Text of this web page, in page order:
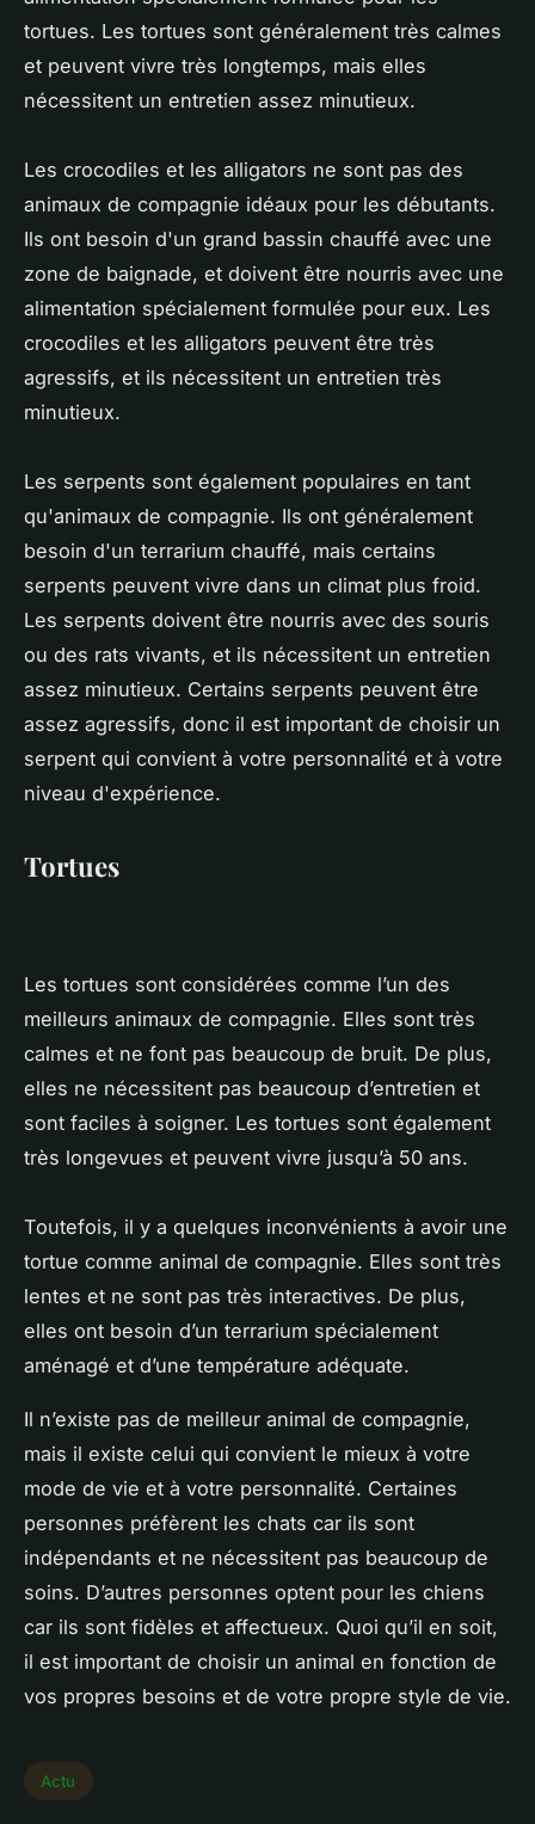
tortues. Les tortues sont généralement très calmes
et peuvent vivre très longtemps, mais elles
nécessitent un entretien assez minutieux.
Les crocodiles et les alligators ne sont pas des
animaux de compagnie idéaux pour les débutants.
Ils ont besoin d'un grand bassin chauffé avec une
zone de baignade, et doivent être nourris avec une
alimentation spécialement formulée pour eux. Les
crocodiles et les alligators peuvent être très
agressifs, et ils nécessitent un entretien très
minutieux.
Les serpents sont également populaires en tant
qu'animaux de compagnie. Ils ont généralement
besoin d'un terrarium chauffé, mais certains
serpents peuvent vivre dans un climat plus froid.
Les serpents doivent être nourris avec des souris
ou des rats vivants, et ils nécessitent un entretien
assez minutieux. Certains serpents peuvent être
assez agressifs, donc il est important de choisir un
serpent qui convient à votre personnalité et à votre
niveau d'expérience.
Tortues
Les tortues sont considérées comme l’un des
meilleurs animaux de compagnie. Elles sont très
calmes et ne font pas beaucoup de bruit. De plus,
elles ne nécessitent pas beaucoup d’entretien et
sont faciles à soigner. Les tortues sont également
très longevues et peuvent vivre jusqu’à 50 ans.
Toutefois, il y a quelques inconvénients à avoir une
tortue comme animal de compagnie. Elles sont très
lentes et ne sont pas très interactives. De plus,
elles ont besoin d’un terrarium spécialement
aménagé et d’une température adéquate.
Il n’existe pas de meilleur animal de compagnie,
mais il existe celui qui convient le mieux à votre
mode de vie et à votre personnalité. Certaines
personnes préfèrent les chats car ils sont
indépendants et ne nécessitent pas beaucoup de
soins. D’autres personnes optent pour les chiens
car ils sont fidèles et affectueux. Quoi qu’il en soit,
il est important de choisir un animal en fonction de
vos propres besoins et de votre propre style de vie.
Actu